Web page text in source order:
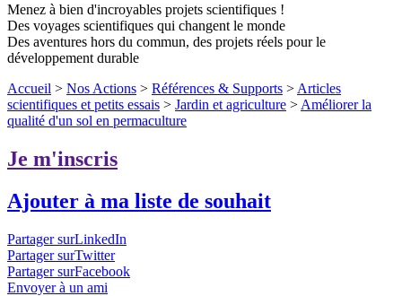
Menez à bien d'incroyables projets scientifiques !
Des voyages scientifiques qui changent le monde
Des aventures hors du commun, des projets réels pour le
développement durable
Accueil > Nos Actions > Références & Supports > Articles
scientifiques et petits essais > Jardin et agriculture > Améliorer la
qualité d'un sol en permaculture
Je m'inscris
Ajouter à ma liste de souhait
Partager surLinkedIn
Partager surTwitter
Partager surFacebook
Envoyer à un ami